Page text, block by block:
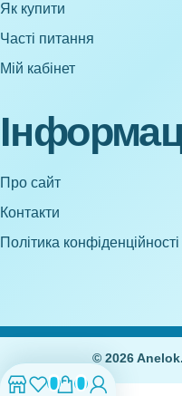
Як купити
Часті питання
Мій кабінет
Про сайт
Контакти
Політика конфіденційності
0 0
© 2026